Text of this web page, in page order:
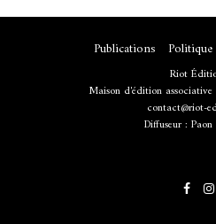
Publications
Riot
Maison d'édition associative
contact@riot-
Diffuseur :